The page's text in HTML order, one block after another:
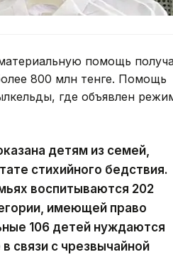
помощь
800 млн тенге. Помощь
где объявлен
детям из семей,
стихийного бедствия.
воспитываются 202
имеющей право
106 детей нуждаются
связи с чрезвычайной